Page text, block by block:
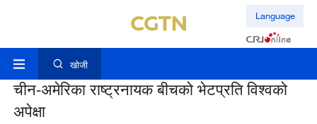
Language
खोजी
चीन-अमेरिका राष्ट्रनायक बीचको भेटप्रति विश्वको
अपेक्षा